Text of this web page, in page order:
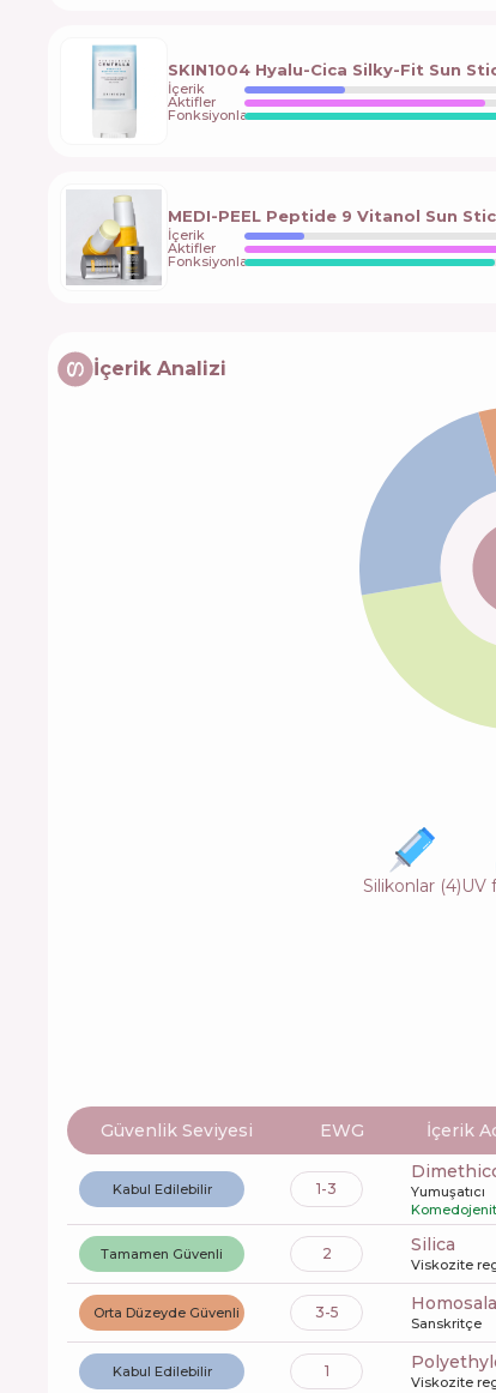
SKIN1004 Hyalu-Cica Silky-Fit Sun
İçerik
Aktifler
Fonksiyonlar
MEDI-PEEL Peptide 9 Vitanol Sun
İçerik
Aktifler
Fonksiyonlar
İçerik Analizi
Silikonlar (4)UV
Güvenlik Seviyesi EWG İçerik
Kabul Edilebilir 1-3
Yumuşatıcı
Tamamen Güvenli 2 silica
Viskozite
Orta Düzeyde Güvenli 3-5
Sanskritçe
Kabul Edilebilir 1
Viskozite